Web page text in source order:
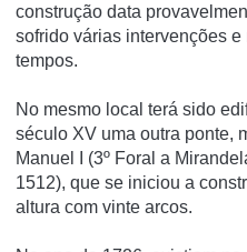
construção data
sofrido várias intervenções
tempos.
No mesmo local terá sido
século XV uma outra ponte,
Manuel I (3º Foral a
1512), que se iniciou a
altura com vinte arcos.